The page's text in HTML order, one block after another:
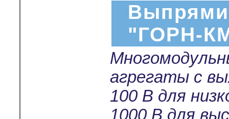
"ГОРН-
агрегаты с
100 В для
1000 В для